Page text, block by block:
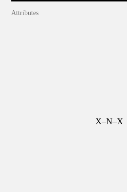
Attributes
X–N–X